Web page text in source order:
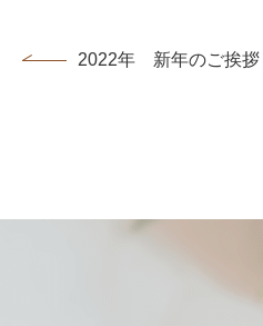
2022年 新年のご挨拶